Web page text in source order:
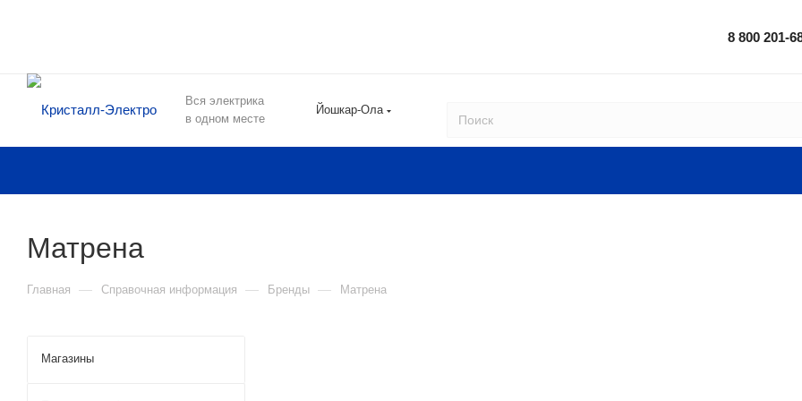
8 800 201-
Вся электрика
в одном месте
Йошкар-Ола
Матрена
Главная — Справочная информация — Бренды — Матрена
Магазины